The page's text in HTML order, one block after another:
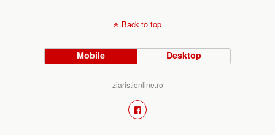
Back to top
Mobile Desktop
ziaristionline.ro